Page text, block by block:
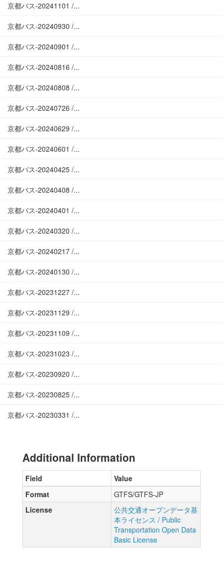
京都バス-20241101 /...
京都バス-20240930 /...
京都バス-20240901 /...
京都バス-20240816 /...
京都バス-20240808 /...
京都バス-20240726 /...
京都バス-20240629 /...
京都バス-20240601 /...
京都バス-20240425 /...
京都バス-20240408 /...
京都バス-20240401 /...
京都バス-20240320 /...
京都バス-20240217 /...
京都バス-20240130 /...
京都バス-20231227 /...
京都バス-20231129 /...
京都バス-20231109 /...
京都バス-20231023 /...
京都バス-20230920 /...
京都バス-20230825 /...
京都バス-20230331 /...
Additional Information
Field
Value
Format
GTFS/GTFS-JP
License
公共交通オープンデータ基
本ライセンス / Public
Transportation Open Data
Basic License